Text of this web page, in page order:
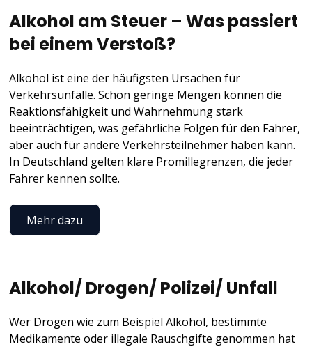
Alkohol am Steuer – Was passiert
bei einem Verstoß?
Alkohol ist eine der häufigsten Ursachen für
Verkehrsunfälle. Schon geringe Mengen können die
Reaktionsfähigkeit und Wahrnehmung stark
beeinträchtigen, was gefährliche Folgen für den Fahrer,
aber auch für andere Verkehrsteilnehmer haben kann.
In Deutschland gelten klare Promillegrenzen, die jeder
Fahrer kennen sollte.
Mehr dazu
Alkohol/ Drogen/ Polizei/ Unfall
Wer Drogen wie zum Beispiel Alkohol, bestimmte
Medikamente oder illegale Rauschgifte genommen hat